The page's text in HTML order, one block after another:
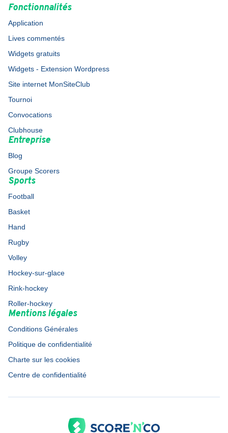
Fonctionnalités
Application
Lives commentés
Widgets gratuits
Widgets - Extension Wordpress
Site internet MonSiteClub
Tournoi
Convocations
Clubhouse
Entreprise
Blog
Groupe Scorers
Sports
Football
Basket
Hand
Rugby
Volley
Hockey-sur-glace
Rink-hockey
Roller-hockey
Mentions légales
Conditions Générales
Politique de confidentialité
Charte sur les cookies
Centre de confidentialité